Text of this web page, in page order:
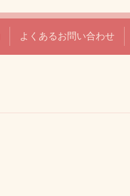
よくあるお問い合わせ